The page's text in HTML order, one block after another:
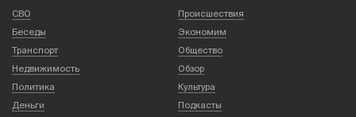
СВО
Происшествия
Беседы
Экономим
Транспорт
Общество
Недвижимость
Обзор
Политика
Культура
Деньги
Подкасты